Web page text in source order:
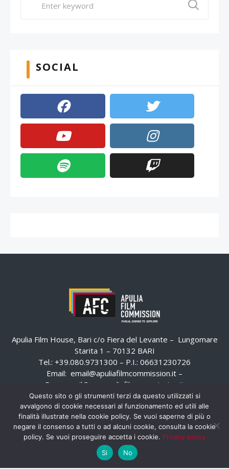
SOCIAL
Apulia Film House, Bari c/o Fiera del Levante – Lungomare
Starita 1 – 70132 BARI
Tel.: +39.080.9731300 – P.I.: 06631230726
Email: email@apuliafilmcommission.it –
Pec:
email@pec.apuliafilmcommission.it
Questo sito o gli strumenti terzi da questo utilizzati si
avvalgono di cookie necessari al funzionamento ed utili alle
finalità illustrate nella cookie policy. Se vuoi saperne di più o
negare il consenso a tutti o ad alcuni cookie, consulta la cookie
policy. Se vuoi proseguire accetta i cookie. Privacy policy
Si
No